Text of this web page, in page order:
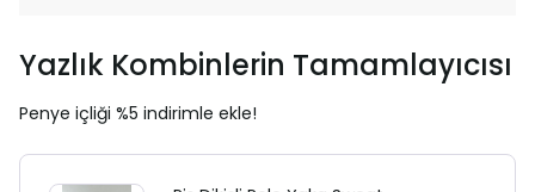
Yazlık Kombinlerin Tamamlayıcısı
Penye içliği %5 indirimle ekle!